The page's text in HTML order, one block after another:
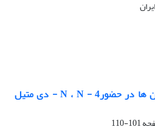
واکنش افزایشی مایکل آمین ها در حضور4 - N ، N - دی متیل
101-110